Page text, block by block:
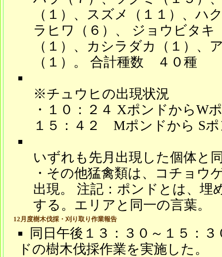
（１）、スズメ（１１）、ハ
ラヒワ（６）、 ジョウビタキ
（１）、カシラダカ（１）、
（１）。 合計種数 ４０種
※チュウヒの出現状況
・１０：２４ XポンドからW
１５：４２ Mポンドから S
いずれも先月出現した個体と
・その他猛禽類は、コチョウ
出現。 注記：ポンドとは、埋
する。エリアと同一の言葉。
12月度樹木伐採・刈り取り作業報告
同日午後１３：３０～１５：
ドの樹木伐採作業を実施した。